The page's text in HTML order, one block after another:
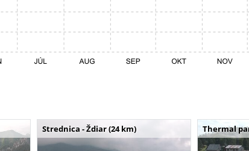
Strednica - Ždiar (24 km) Thermal